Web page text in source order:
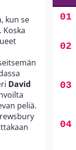
kun se
David
peliä.